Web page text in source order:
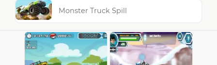
Monster Truck Spill